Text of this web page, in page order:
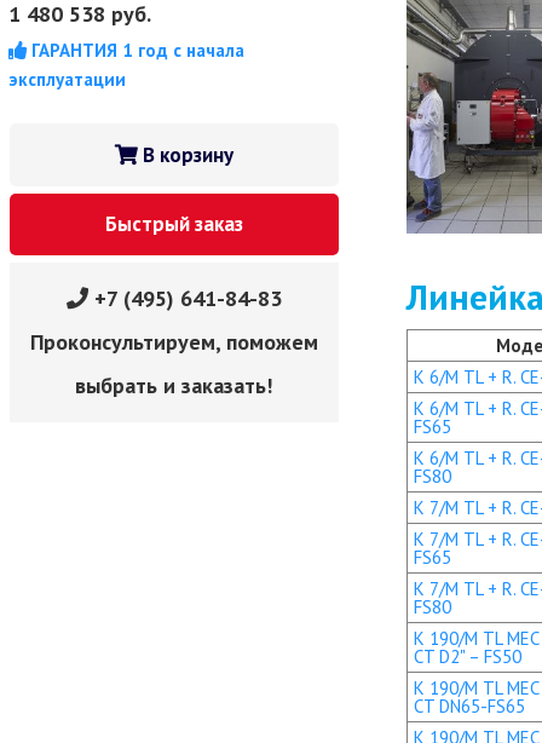
1 480 538 руб.
ГАРАНТИЯ 1 год с начала
эксплуатации
В корзину
Быстрый заказ
+7 (495) 641-84-83
Проконсультируем, поможем
выбрать и заказать!
K 6/M TL + R.
K 6/M TL + R.
FS65
K 6/M TL + R.
FS80
K 7/M TL + R.
K 7/M TL + R.
FS65
K 7/M TL + R.
FS80
K 190/M TL MEC
CT D2" – FS50
K 190/M TL MEC
CT DN65-FS65
K 190/M TL MEC